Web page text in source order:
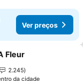
Ver preços
aos favoritos
Fleur
2.245
da cidade